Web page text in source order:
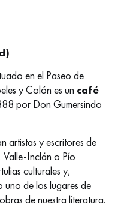
en el Paseo de
y Colón es un café
por Don Gumersindo
artistas y escritores de
Valle-Inclán o Pío
culturales y,
uno de los lugares de
de nuestra literatura.